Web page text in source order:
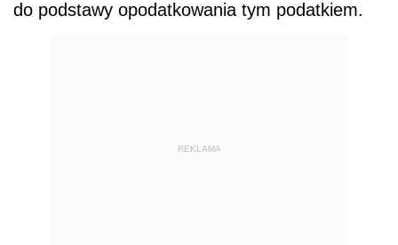
do podstawy opodatkowania tym podatkiem.
REKLAMA